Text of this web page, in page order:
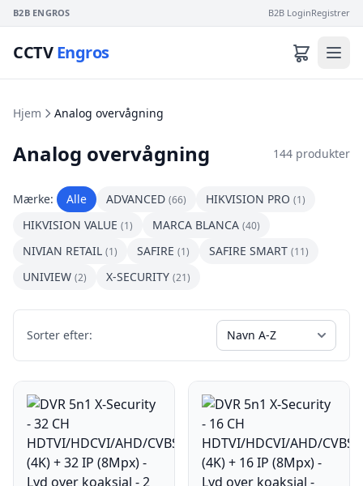
B2B ENGROS B2B LoginRegistrer
CCTVEngros
Hjem Analog overvågning
Analog overvågning 144 produkter
Mærke: Alle ADVANCED (66) HIKVISION PRO (1)
HIKVISION VALUE (1) MARCA BLANCA (40)
NIVIAN RETAIL (1) SAFIRE (1) SAFIRE SMART (11)
UNIVIEW (2) X-SECURITY (21)
Sorter efter: